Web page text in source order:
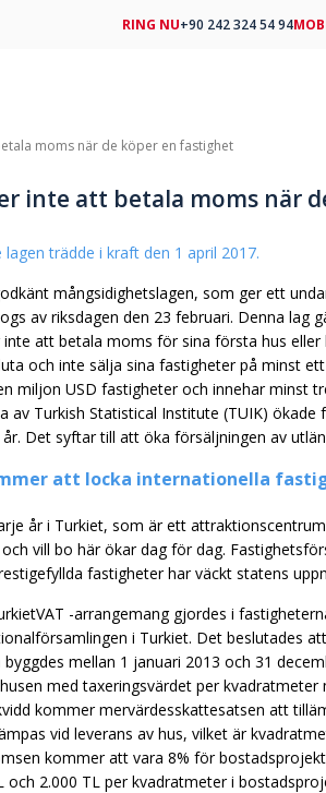
moms när de köper en fastighet
inte att betala moms när
trädde i kraft den 1 april 2017.
mångsidighetslagen, som ger ett
av riksdagen den 23 februari. Denna
att betala moms för sina första hus
och inte sälja sina fastigheter på minst
miljon USD fastigheter och innehar minst
av Turkish Statistical Institute (TUIK)
Det syftar till att öka försäljningen av
att locka internationella
år i Turkiet, som är ett
vill bo här ökar dag för dag.
fastigheter har väckt statens
-arrangemang gjordes i
i Turkiet. Det beslutades
mellan 1 januari 2013 och 31
med taxeringsvärdet per kvadratmeter
kommer mervärdesskattesatsen att
vid leverans av hus, vilket är
kommer att vara 8% för
och 2.000 TL per kvadratmeter i
RING NU+90 242 324 54 94